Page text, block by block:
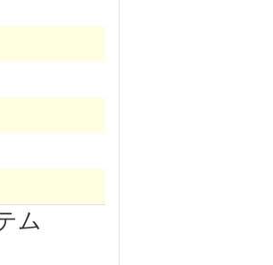
ム